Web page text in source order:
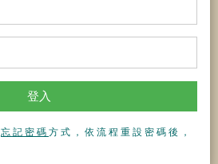
登入
忘記密碼 方式，依流程重設密碼後，